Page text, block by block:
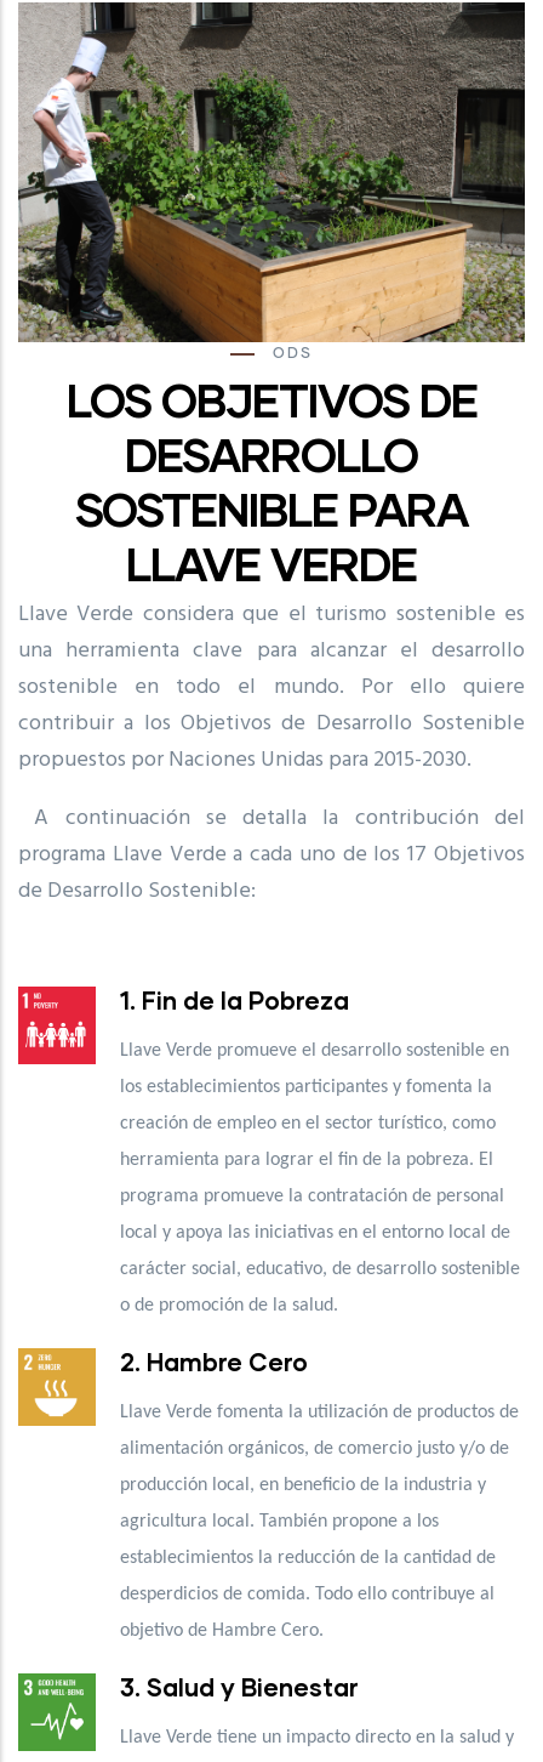
ODS
LOS OBJETIVOS DE
DESARROLLO
SOSTENIBLE PARA
LLAVE VERDE
Llave Verde considera que el turismo sostenible es
una herramienta clave para alcanzar el desarrollo
sostenible en todo el mundo. Por ello quiere
contribuir a los Objetivos de Desarrollo Sostenible
propuestos por Naciones Unidas para 2015-2030.
A continuación se detalla la contribución del
programa Llave Verde a cada uno de los 17 Objetivos
de Desarrollo Sostenible:
1. Fin de la Pobreza
Llave Verde promueve el desarrollo sostenible en
los establecimientos participantes y fomenta la
creación de empleo en el sector turístico, como
herramienta para lograr el fin de la pobreza. El
programa promueve la contratación de personal
local y apoya las iniciativas en el entorno local de
carácter social, educativo, de desarrollo sostenible
o de promoción de la salud.
2. Hambre Cero
Llave Verde fomenta la utilización de productos de
alimentación orgánicos, de comercio justo y/o de
producción local, en beneficio de la industria y
agricultura local. También propone a los
establecimientos la reducción de la cantidad de
desperdicios de comida. Todo ello contribuye al
objetivo de Hambre Cero.
3. Salud y Bienestar
Llave Verde tiene un impacto directo en la salud y